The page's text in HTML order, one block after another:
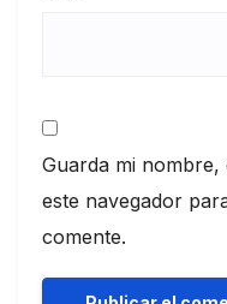
Guarda mi
este navegador
comente.